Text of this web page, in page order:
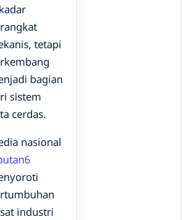
tetapi
bagian
sistem
cerdas.
nasional
industri